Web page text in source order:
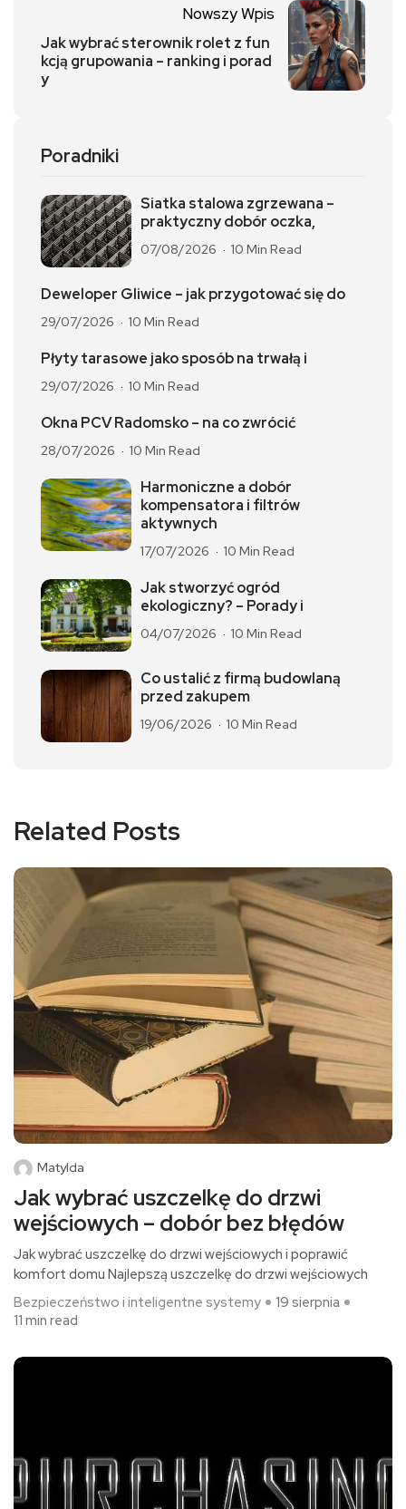
Nowszy Wpis
Jak wybrać sterownik rolet z fun
kcją grupowania – ranking i porad
y
Poradniki
Siatka stalowa zgrzewana –
praktyczny dobór oczka,
07/08/2026 10 Min Read
Deweloper Gliwice – jak przygotować się do
29/07/2026 10 Min Read
Płyty tarasowe jako sposób na trwałą i
29/07/2026 10 Min Read
Okna PCV Radomsko – na co zwrócić
28/07/2026 10 Min Read
Harmoniczne a dobór
kompensatora i filtrów
aktywnych
17/07/2026 10 Min Read
Jak stworzyć ogród
ekologiczny? – Porady i
04/07/2026 10 Min Read
Co ustalić z firmą budowlaną
przed zakupem
19/06/2026 10 Min Read
Related Posts
Matylda
Jak wybrać uszczelkę do drzwi
wejściowych – dobór bez błędów
Jak wybrać uszczelkę do drzwi wejściowych i poprawić
komfort domu Najlepszą uszczelkę do drzwi wejściowych
Bezpieczeństwo i inteligentne systemy
19 sierpnia
11 min read